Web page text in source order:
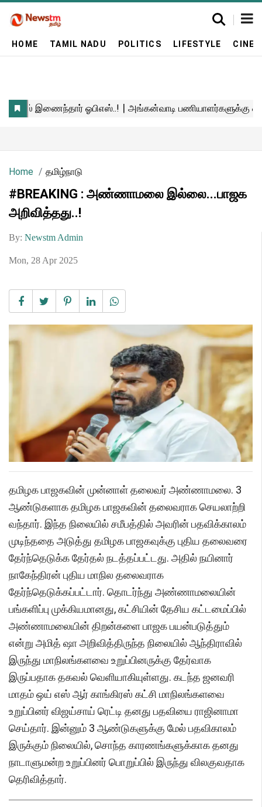
HOME TAMIL NADU POLITICS LIFESTYLE
Home தமிழ்நாடு
#BREAKING : அண்ணாமலை இல்லை...பாஜக
அறிவித்தது..!
By: Newstm Admin
Mon, 28 Apr 2025
தமிழக பாஜகவின் முன்னாள் தலைவர் அண்ணாமலை. 3
ஆண்டுகளாக தமிழக பாஜகவின் தலைவராக செயலாற்றி
வந்தார். இந்த நிலையில் சமீபத்தில் அவரின் பதவிக்காலம்
முடிந்ததை அடுத்து தமிழக பாஜகவுக்கு புதிய தலைவரை
தேர்ந்தெடுக்க தேர்தல் நடத்தப்பட்டது. அதில் நயினார்
நாகேந்திரன் புதிய மாநில தலைவராக
தேர்ந்தெடுக்கப்பட்டார். தொடர்ந்து அண்ணாமலையின்
பங்களிப்பு முக்கியமானது, கட்சியின் தேசிய கட்டமைப்பில்
அண்ணாமலையின் திறன்களை பாஜக பயன்படுத்தும்
என்று அமித் ஷா அறிவித்திருந்த நிலையில் ஆந்திராவில்
இருந்து மாநிலங்களவை உறுப்பினருக்கு தேர்வாக
இருப்பதாக தகவல் வெளியாகியுள்ளது. கடந்த ஜனவரி
மாதம் ஒய் எஸ் ஆர் காங்கிரஸ் கட்சி மாநிலங்களவை
உறுப்பினர் விஜய்சாய் ரெட்டி தனது பதவியை ராஜினாமா
செய்தார். இன்னும் 3 ஆண்டுகளுக்கு மேல் பதவிகாலம்
இருக்கும் நிலையில், சொந்த காரணங்களுக்காக தனது
நாடாளுமன்ற உறுப்பினர் பொறுப்பில் இருந்து விலகுவதாக
தெரிவித்தார்.